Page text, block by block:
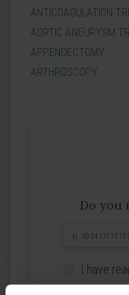
ANTICOAGULATION
AORTIC ANEURYSM
APPENDECTOMY
ARTHROSCOPY
Do you
I have
privacy